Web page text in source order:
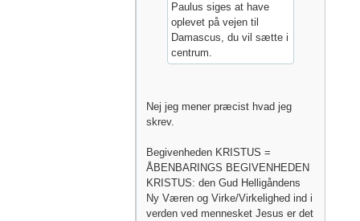
Paulus siges at have
oplevet på vejen til
Damascus, du vil sætte i
centrum.
Nej jeg mener præcist hvad jeg
skrev.
Begivenheden KRISTUS =
ÅBENBARINGS BEGIVENHEDEN
KRISTUS: den Gud Helligåndens
Ny Væren og Virke/Virkelighed ind i
verden ved mennesket Jesus er det